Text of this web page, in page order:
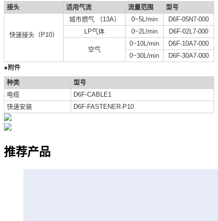
接头 适用气流 流量范围 型号
快速接头（P10）
城市燃气 （13A） 0~5L/min
D6F-05N7-000
LP气体
0~2L/min D6F-02L7-000
空气
0~10L/min
D6F-10A7-000
0~30L/min
D6F-30A7-000
●附件
种类
型号
电缆
D6F-CABLE1
快速安装
D6F-FASTENER-P10
推荐产品